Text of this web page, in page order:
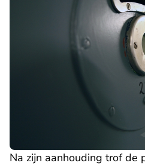
Na zijn aanhouding trof de